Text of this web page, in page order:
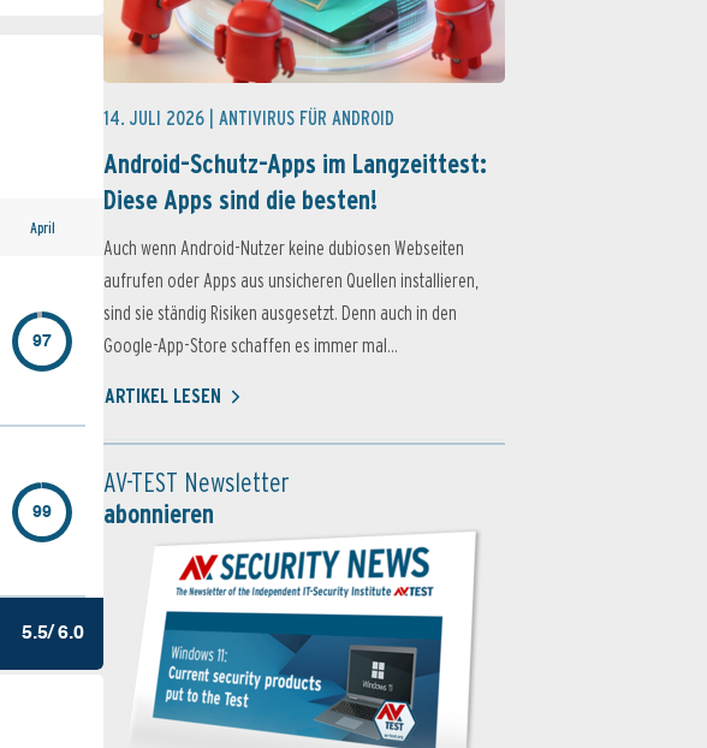
April
97
99
5.5/ 6.0
14. JULI 2026 | ANTIVIRUS FÜR ANDROID
Android-Schutz-Apps im Langzeittest:
Diese Apps sind die besten!
Auch wenn Android-Nutzer keine dubiosen Webseiten
aufrufen oder Apps aus unsicheren Quellen installieren,
sind sie ständig Risiken ausgesetzt. Denn auch in den
Google-App-Store schaffen es immer mal...
ARTIKEL LESEN
AV-TEST Newsletter
abonnieren